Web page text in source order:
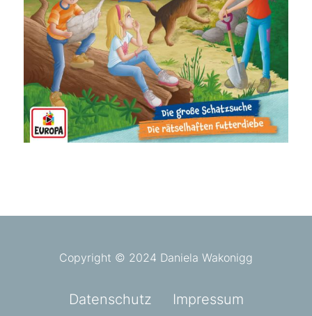
Copyright © 2024 Daniela Wakonigg
Datenschutz Impressum